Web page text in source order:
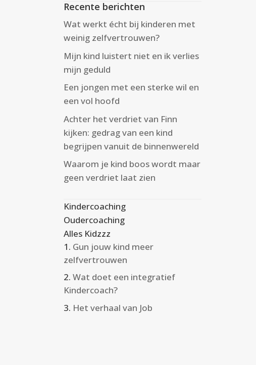
Recente berichten
Wat werkt écht bij kinderen met
weinig zelfvertrouwen?
Mijn kind luistert niet en ik verlies
mijn geduld
Een jongen met een sterke wil en
een vol hoofd
Achter het verdriet van Finn
kijken: gedrag van een kind
begrijpen vanuit de binnenwereld
Waarom je kind boos wordt maar
geen verdriet laat zien
Kindercoaching
Oudercoaching
Alles Kidzzz
Gun jouw kind meer
zelfvertrouwen
Wat doet een integratief
Kindercoach?
Het verhaal van Job